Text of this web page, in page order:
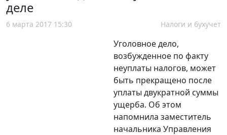
деле
6 марта 2017 15:30 Налоги и бухучет
Уголовное дело,
возбужденное по факту
неуплаты налогов, может
быть прекращено после
уплаты двукратной суммы
ущерба. Об этом
напомнила заместитель
начальника Управления